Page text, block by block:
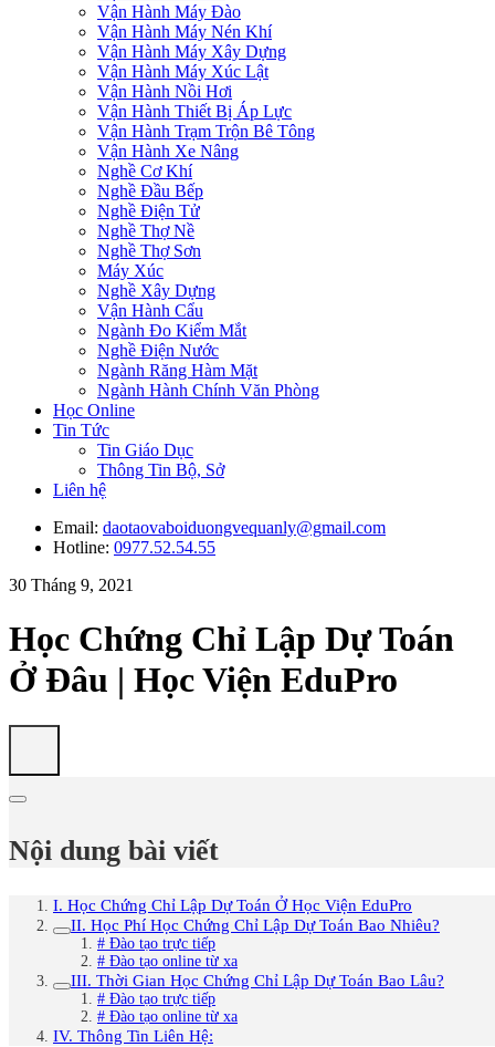
Vận Hành Máy Đào
Vận Hành Máy Nén Khí
Vận Hành Máy Xây Dựng
Vận Hành Máy Xúc Lật
Vận Hành Nồi Hơi
Vận Hành Thiết Bị Áp Lực
Vận Hành Trạm Trộn Bê Tông
Vận Hành Xe Nâng
Nghề Cơ Khí
Nghề Đầu Bếp
Nghề Điện Tử
Nghề Thợ Nề
Nghề Thợ Sơn
Máy Xúc
Nghề Xây Dựng
Vận Hành Cẩu
Ngành Đo Kiểm Mắt
Nghề Điện Nước
Ngành Răng Hàm Mặt
Ngành Hành Chính Văn Phòng
Học Online
Tin Tức
Tin Giáo Dục
Thông Tin Bộ, Sở
Liên hệ
Email: daotaovaboiduongvequanly@gmail.com
Hotline: 0977.52.54.55
30 Tháng 9, 2021
Học Chứng Chỉ Lập Dự Toán
Ở Đâu | Học Viện EduPro
Nội dung bài viết
I. Học Chứng Chỉ Lập Dự Toán Ở Học Viện EduPro
II. Học Phí Học Chứng Chỉ Lập Dự Toán Bao Nhiêu?
# Đào tạo trực tiếp
# Đào tạo online từ xa
III. Thời Gian Học Chứng Chỉ Lập Dự Toán Bao Lâu?
# Đào tạo trực tiếp
# Đào tạo online từ xa
IV. Thông Tin Liên Hệ: